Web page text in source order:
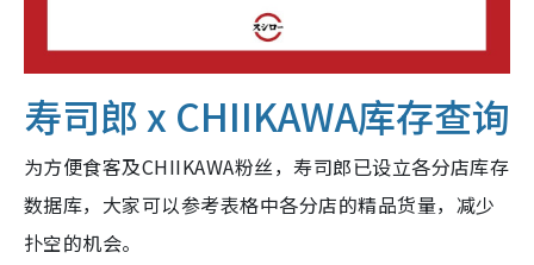
寿司郎 x CHIIKAWA库存查询
为方便食客及CHIIKAWA粉丝，寿司郎已设立各分店库存
数据库，大家可以参考表格中各分店的精品货量，减少
扑空的机会。